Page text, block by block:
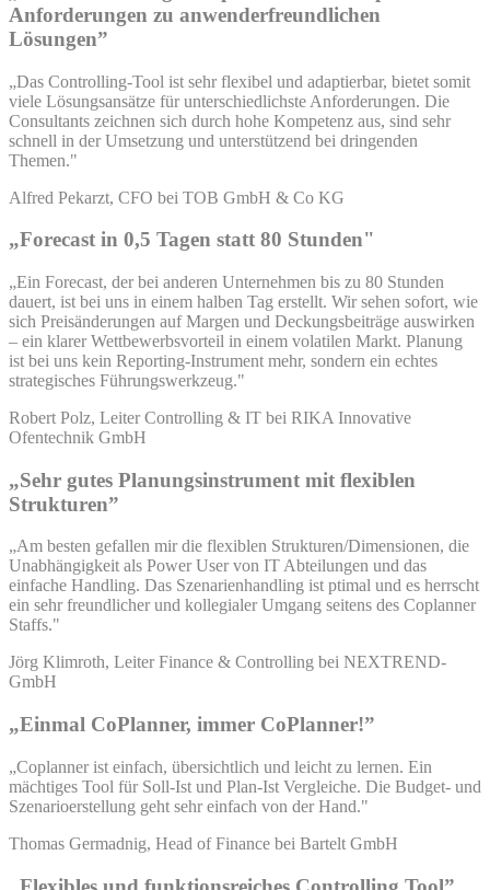
Anforderungen zu anwenderfreundlichen
Lösungen”
„Das Controlling-Tool ist sehr flexibel und adaptierbar, bietet somit
viele Lösungsansätze für unterschiedlichste Anforderungen. Die
Consultants zeichnen sich durch hohe Kompetenz aus, sind sehr
schnell in der Umsetzung und unterstützend bei dringenden
Themen."
Alfred Pekarzt, CFO bei TOB GmbH & Co KG
„Forecast in 0,5 Tagen statt 80 Stunden"
„Ein Forecast, der bei anderen Unternehmen bis zu 80 Stunden
dauert, ist bei uns in einem halben Tag erstellt. Wir sehen sofort, wie
sich Preisänderungen auf Margen und Deckungsbeiträge auswirken
– ein klarer Wettbewerbsvorteil in einem volatilen Markt. Planung
ist bei uns kein Reporting-Instrument mehr, sondern ein echtes
strategisches Führungswerkzeug."
Robert Polz, Leiter Controlling & IT bei RIKA Innovative
Ofentechnik GmbH
„Sehr gutes Planungsinstrument mit flexiblen
Strukturen”
„Am besten gefallen mir die flexiblen Strukturen/Dimensionen, die
Unabhängigkeit als Power User von IT Abteilungen und das
einfache Handling. Das Szenarienhandling ist ptimal und es herrscht
ein sehr freundlicher und kollegialer Umgang seitens des Coplanner
Staffs."
Jörg Klimroth, Leiter Finance & Controlling bei NEXTREND-
GmbH
„Einmal CoPlanner, immer CoPlanner!”
„Coplanner ist einfach, übersichtlich und leicht zu lernen. Ein
mächtiges Tool für Soll-Ist und Plan-Ist Vergleiche. Die Budget- und
Szenarioerstellung geht sehr einfach von der Hand."
Thomas Germadnig, Head of Finance bei Bartelt GmbH